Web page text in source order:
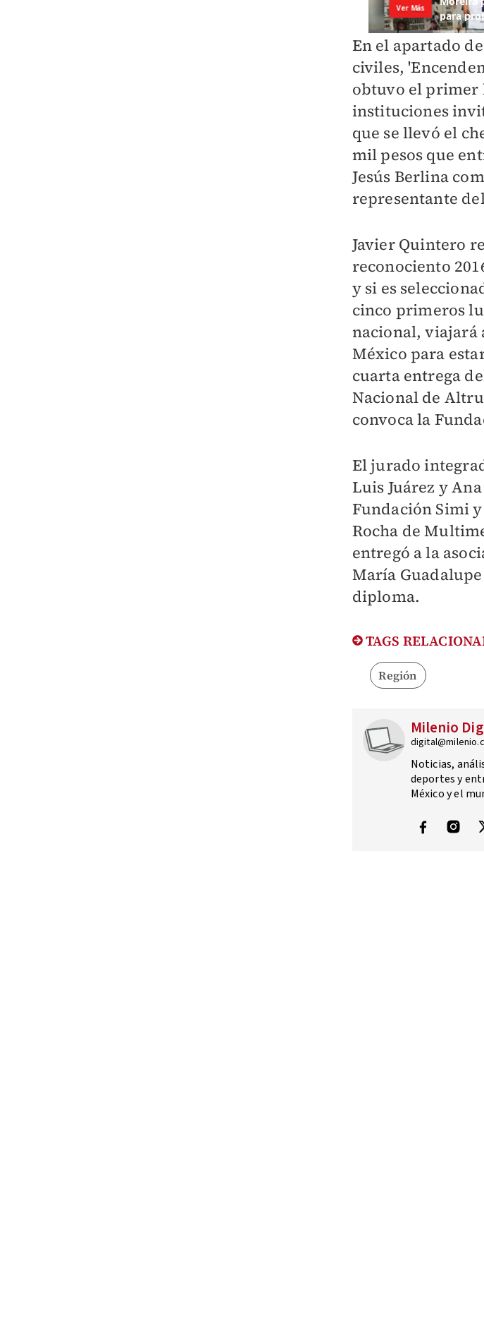
En el apartado
civiles,
obtuvo el primer
instituciones
que se llevó el
mil pesos que
Jesús Berlina
representante
Javier Quintero
reconociento
y si es
cinco primeros
nacional, viajará
México para
cuarta entrega
Nacional de
convoca la
El jurado
Luis Juárez y
Fundación Simi
Rocha de
entregó a la
María Guadalupe
diploma.
TAGS
Región
Milenio
Noticias,
deportes y
México y el